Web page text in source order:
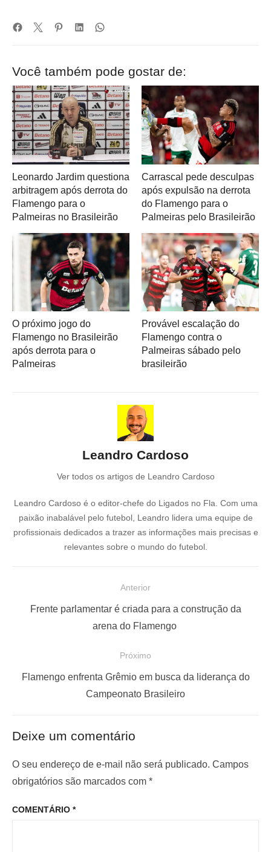
Você também pode gostar de:
Leonardo Jardim questiona
arbitragem após derrota do
Flamengo para o
Palmeiras no Brasileirão
Carrascal pede desculpas
após expulsão na derrota
do Flamengo para o
Palmeiras pelo Brasileirão
O próximo jogo do
Flamengo no Brasileirão
após derrota para o
Palmeiras
Provável escalação do
Flamengo contra o
Palmeiras sábado pelo
brasileirão
Leandro Cardoso
Ver todos os artigos de Leandro Cardoso
Leandro Cardoso é o editor-chefe do Ligados no Fla. Com uma
paixão inabalável pelo futebol, Leandro lidera uma equipe de
profissionais dedicados a trazer as informações mais precisas e
relevantes sobre o mundo do futebol.
o
e
P
o
Anterior
a
i
o
:
Frente parlamentar é criada para a construção da
arena do Flamengo
Próximo
P
m
o
o
Flamengo enfrenta Grêmio em busca da liderança do
Campeonato Brasileiro
Deixe um comentário
O seu endereço de e-mail não será publicado. Campos
obrigatórios são marcados com *
COMENTÁRIO *